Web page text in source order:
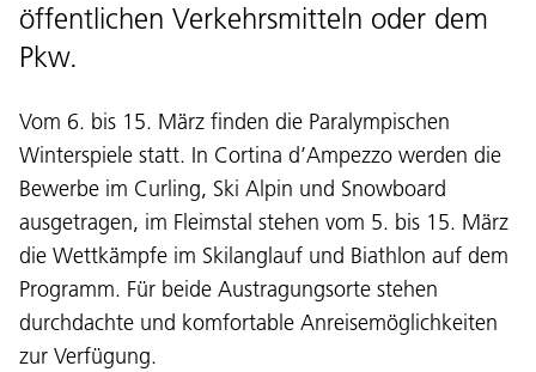
öffentlichen Verkehrsmitteln oder dem
Pkw.
Vom 6. bis 15. März finden die Paralympischen
Winterspiele statt. In Cortina d’Ampezzo werden die
Bewerbe im Curling, Ski Alpin und Snowboard
ausgetragen, im Fleimstal stehen vom 5. bis 15. März
die Wettkämpfe im Skilanglauf und Biathlon auf dem
Programm. Für beide Austragungsorte stehen
durchdachte und komfortable Anreisemöglichkeiten
zur Verfügung.